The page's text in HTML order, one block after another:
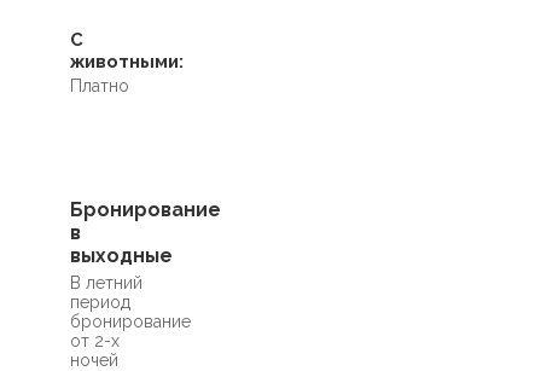
С
животными:
Платно
Бронирование
в
выходные
В летний
период
бронирование
от 2-х
ночей